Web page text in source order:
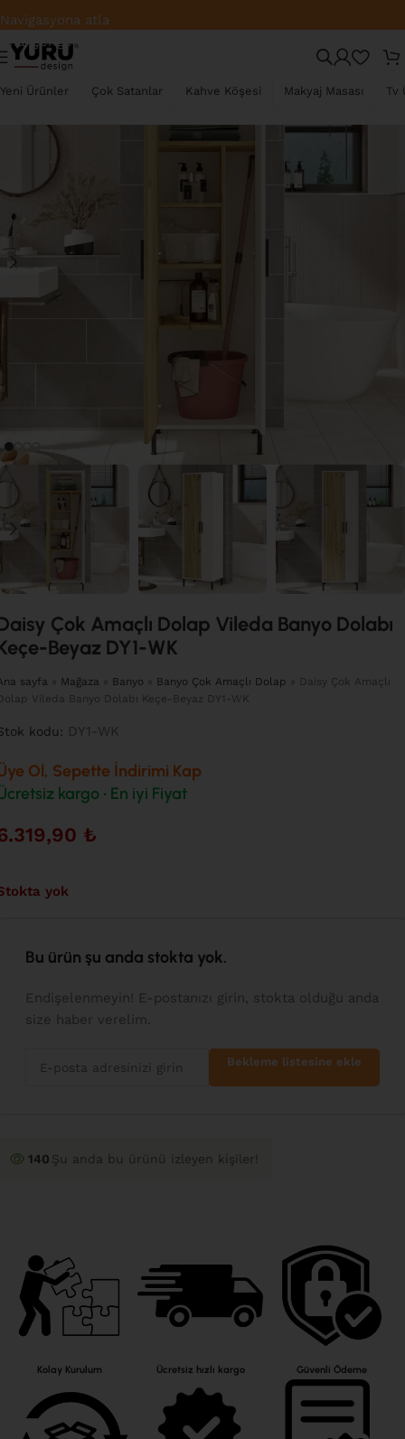
Navigasyona atla
Ana içeriğe atla
Yeni Ürünler Çok Satanlar Kahve Köşesi Makyaj Masası Tv
Çok Amaçlı Dolap Vileda Banyo Dolabı
Beyaz DY1-WK
sayfa » Mağaza » Banyo » Banyo Çok Amaçlı Dolap »
Daisy Çok Amaçlı
Vileda Banyo Dolabı Keçe-Beyaz DY1-WK
kodu: DY1-WK
Ol, Sepette İndirimi Kap
kargo • En iyi Fiyat
₺
yok
Bu ürün şu anda stokta yok.
Endişelenmeyin! E-postanızı girin, stokta olduğu anda
size haber verelim.
Bekleme listesine ekle
140 Şu anda bu ürünü izleyen kişiler!
Kolay Kurulum Ücretsiz hızlı kargo Güvenli Ödeme